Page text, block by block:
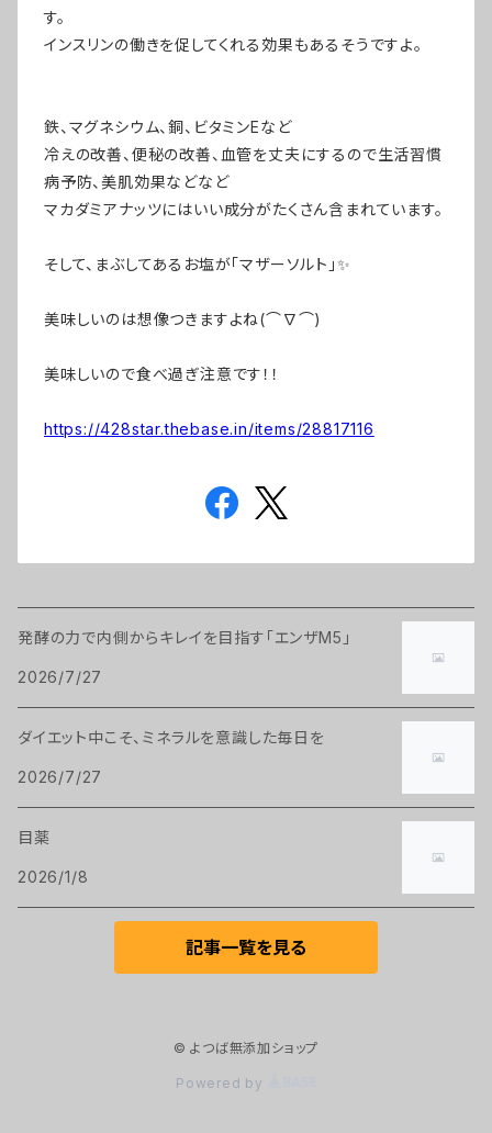
す。
インスリンの働きを促してくれる効果もあるそうですよ。
鉄、マグネシウム、銅、ビタミンEなど
冷えの改善、便秘の改善、血管を丈夫にするので生活習慣
病予防、美肌効果などなど
マカダミアナッツにはいい成分がたくさん含まれています。
そして、まぶしてあるお塩が「マザーソルト」✨
美味しいのは想像つきますよね(⌒∇⌒)
美味しいので食べ過ぎ注意です！！
https://428star.thebase.in/items/28817116
発酵の力で内側からキレイを目指す「エンザM5」
2026/7/27
ダイエット中こそ、ミネラルを意識した毎日を
2026/7/27
目薬
2026/1/8
記事一覧を見る
© よつば無添加ショップ
Powered by